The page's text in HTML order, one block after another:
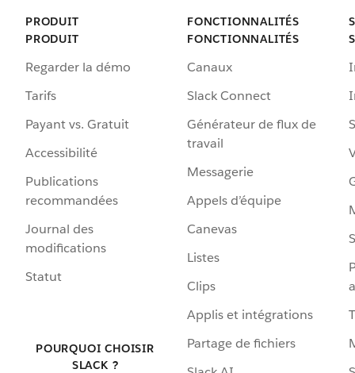
PRODUIT
PRODUIT
Regarder la démo
Tarifs
Payant vs. Gratuit
Accessibilité
Publications
recommandées
Journal des
modifications
Statut
POURQUOI CHOISIR
SLACK ?
FONCTIONNALITÉS
FONCTIONNALITÉS
Canaux
Slack Connect
Générateur de flux de
travail
Messagerie
Appels d’équipe
Canevas
Listes
Clips
Applis et intégrations
Partage de fichiers